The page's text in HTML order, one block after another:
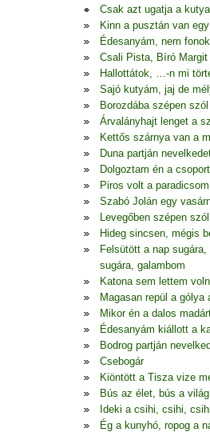
Csak azt ugatja a
Kinn a pusztán van
Édesanyám, nem
Csali Pista, Bíró Margit
Hallottátok, …-n mi
Sajó kutyám, jaj de
Borozdába szépen
Árvalányhajt lenget a
Kettős szárnya van a
Duna partján
Dolgoztam én a
Piros volt a
Szabó Jolán egy
Levegőben szépen
Hideg sincsen, mégis
Felsütött a nap
sugára, galambom
Katona sem lettem
Magasan repül a gólya
Mikor én a dalos
Édesanyám kiállott a
Bodrog partján
Csebogár
Kiöntött a Tisza vize
Bús az élet, bús a
Ideki a csihi, csihi,
Ég a kunyhó, ropog a